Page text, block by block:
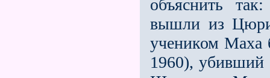
объяснить
вышли из
учеником Маха
1960), убивший